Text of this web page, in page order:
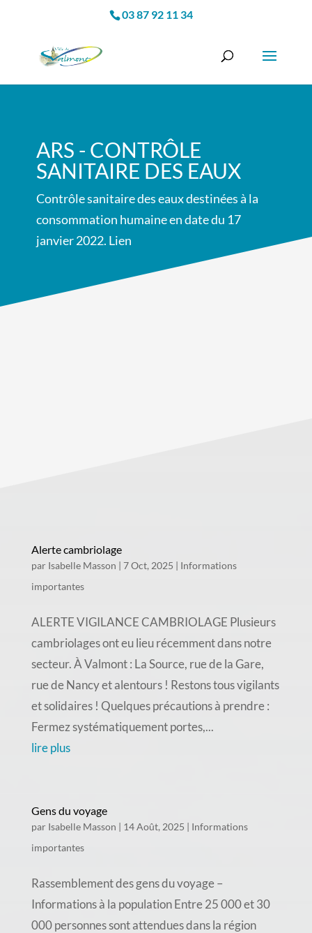
03 87 92 11 34
ARS - CONTRÔLE
SANITAIRE DES EAUX
Contrôle sanitaire des eaux destinées à la
consommation humaine en date du 17
janvier 2022. Lien
Alerte cambriolage
par Isabelle Masson | 7 Oct, 2025 | Informations
importantes
ALERTE VIGILANCE CAMBRIOLAGE Plusieurs
cambriolages ont eu lieu récemment dans notre
secteur. À Valmont : La Source, rue de la Gare,
rue de Nancy et alentours ! Restons tous vigilants
et solidaires ! Quelques précautions à prendre :
Fermez systématiquement portes,...
lire plus
Gens du voyage
par Isabelle Masson | 14 Août, 2025 | Informations
importantes
Rassemblement des gens du voyage –
Informations à la population Entre 25 000 et 30
000 personnes sont attendues dans la région